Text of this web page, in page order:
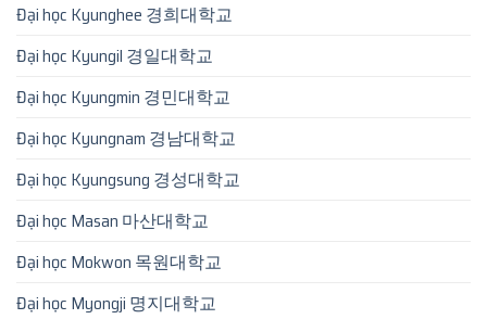
Đại học Kyunghee 경희대학교
Đại học Kyungil 경일대학교
Đại học Kyungmin 경민대학교
Đại học Kyungnam 경남대학교
Đại học Kyungsung 경성대학교
Đại học Masan 마산대학교
Đại học Mokwon 목원대학교
Đại học Myongji 명지대학교